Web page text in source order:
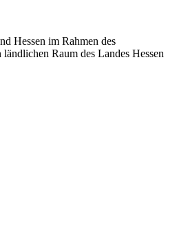
Hessen im Rahmen des
Raum des Landes Hessen